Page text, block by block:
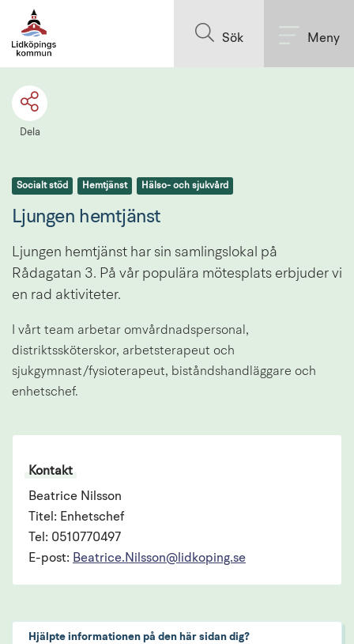
Sök Meny
Dela
Socialt stöd Hemtjänst Hälso- och sjukvård
Ljungen hemtjänst
Ljungen hemtjänst har sin samlingslokal på
Rådagatan 3. På vår populära mötesplats erbjuder vi
en rad aktiviteter.
I vårt team arbetar omvårdnadspersonal,
distriktssköterskor, arbetsterapeut och
sjukgymnast/fysioterapeut, biståndshandläggare och
enhetschef.
Kontakt
Beatrice Nilsson
Titel: Enhetschef
Tel: 0510770497
E-post: Beatrice.Nilsson@lidkoping.se
Hjälpte informationen på den här sidan dig?